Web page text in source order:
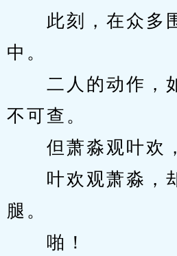
此刻，在众多
中。
二人的动作，
不可查。
但萧淼观叶欢，
叶欢观萧淼，
腿。
啪！